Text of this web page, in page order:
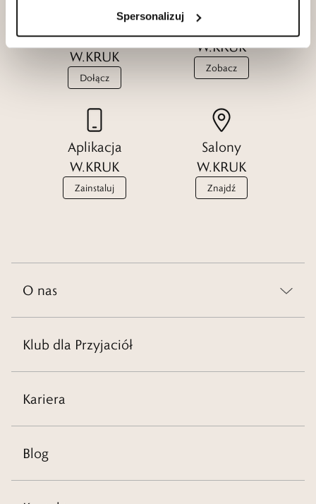
Spersonalizuj
Klub dla
Przyjaciół
W.KRUK
Dołącz
Katalogi
W.KRUK
Zobacz
Aplikacja
W.KRUK
Zainstaluj
Salony
W.KRUK
Znajdź
O nas
Klub dla Przyjaciół
Kariera
Blog